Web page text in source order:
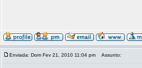
Enviada: Dom Fev 21, 2010 11:04 pm Assunto: